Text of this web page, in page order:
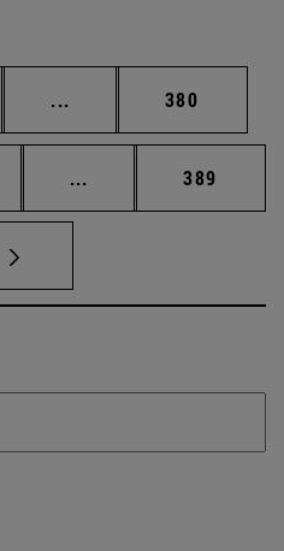
... Páginas intermedias
Página
380
... Páginas intermedias
Página
389